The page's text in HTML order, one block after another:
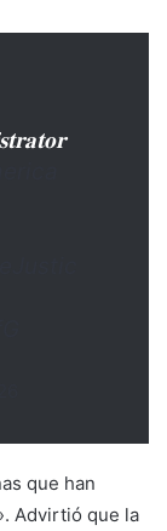
que han
Advirtió que la